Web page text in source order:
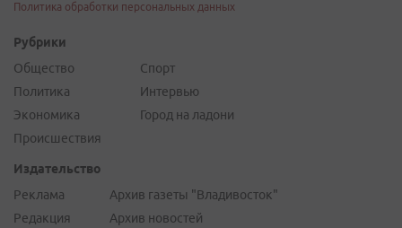
Политика обработки персональных данных
Рубрики
Общество
Политика
Экономика
Происшествия
Спорт
Интервью
Город на ладони
Издательство
Реклама
Редакция
Архив газеты "Владивосток"
Архив новостей